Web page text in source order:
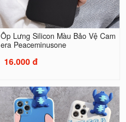
Ốp Lưng Silicon Màu Bảo Vệ Cam
era Peaceminusone
16.000 đ